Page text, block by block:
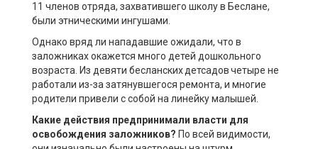
11 членов отряда, захватившего школу в Беслане,
были этническими ингушами.
Однако вряд ли нападавшие ожидали, что в
заложниках окажется много детей дошкольного
возраста. Из девяти бесланских детсадов четыре не
работали из-за затянувшегося ремонта, и многие
родители привели с собой на линейку малышей.
Какие действия предпринимали власти для
освобождения заложников? По всей видимости,